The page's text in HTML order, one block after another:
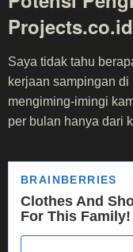
Projects.co.id
Saya tidak tahu
kerjaan sampingan
mengiming-imingi
per bulan hanya dari